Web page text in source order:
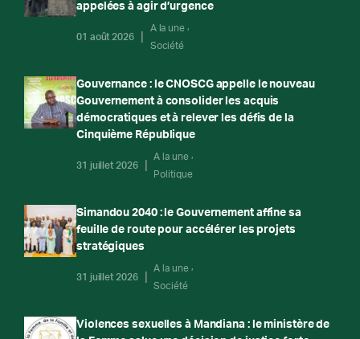
appelées à agir d’urgence
01 août 2026
A la une
Société
Gouvernance : le CNOSCG appelle le nouveau
Gouvernement à consolider les acquis
démocratiques et à relever les défis de la
Cinquième République
31 juillet 2026
A la une
Politique
Simandou 2040 : le Gouvernement affine sa
feuille de route pour accélérer les projets
stratégiques
31 juillet 2026
A la une
Société
Violences sexuelles à Mandiana : le ministère de